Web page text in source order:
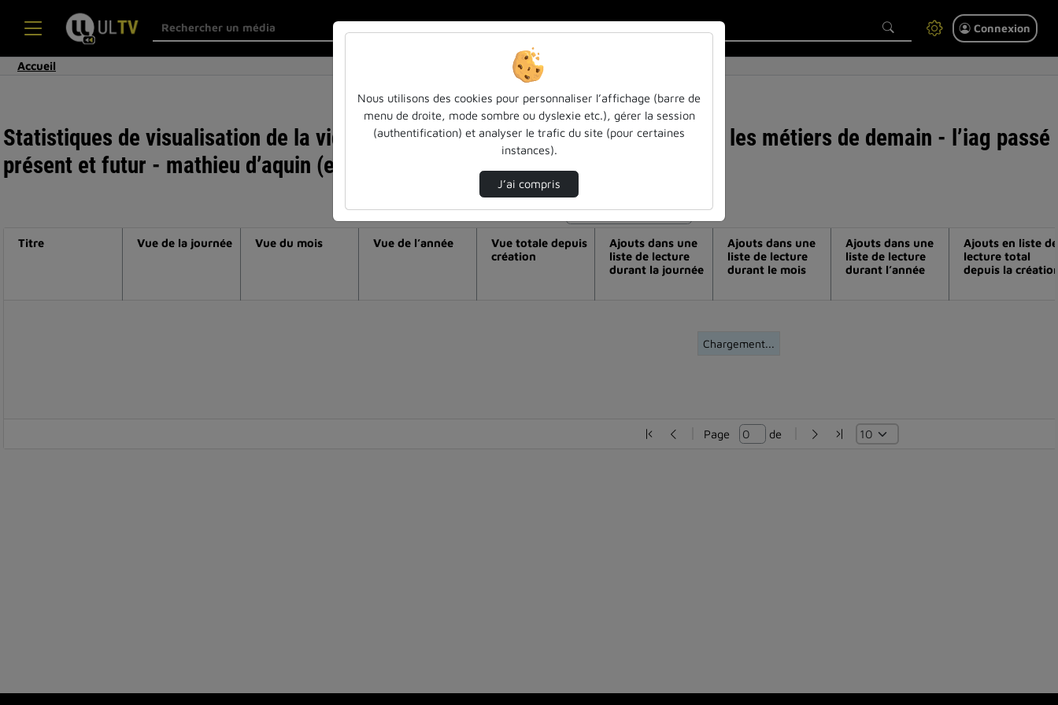
Connexion
Accueil
Statistiques de visualisation de la vidéo Ia et iag : réinventer l’enseignement et les métiers de demain - l’iag passé
présent et futur - mathieu d’aquin (enseignant-chercheur idmc / loria)
Modifier la période de visualisation
Chargement...
Titre Vue de la journée Vue du mois Vue de l’année
Vue totale depuis
création
Ajouts dans une
liste de lecture
durant la journée
Ajouts dans une
liste de lecture
durant le mois
Ajouts dans une
liste de lecture
durant l’année
Ajouts en liste de
lecture total
depuis la
Page de
Nous utilisons des cookies pour personnaliser l’affichage (barre de
menu de droite, mode sombre ou dyslexie etc.), gérer la session
(authentification) et analyser le trafic du site (pour certaines
instances).
J’ai compris